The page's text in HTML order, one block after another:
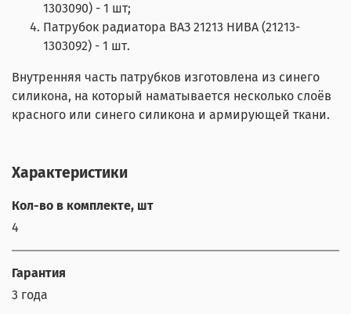
1303090) - 1 шт;
Патрубок радиатора ВАЗ 21213 НИВА (21213-
1303092) - 1 шт.
Внутренняя часть патрубков изготовлена из синего
силикона, на который наматывается несколько слоёв
красного или синего силикона и армирующей ткани.
Характеристики
Кол-во в комплекте, шт
4
Гарантия
3 года